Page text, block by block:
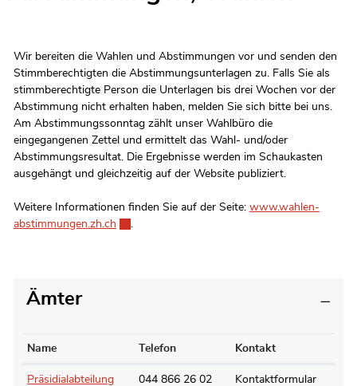
Wir bereiten die Wahlen und Abstimmungen vor und senden den
Stimmberechtigten die Abstimmungsunterlagen zu. Falls Sie als
stimmberechtigte Person die Unterlagen bis drei Wochen vor der
Abstimmung nicht erhalten haben, melden Sie sich bitte bei uns.
Am Abstimmungssonntag zählt unser Wahlbüro die
eingegangenen Zettel und ermittelt das Wahl- und/oder
Abstimmungsresultat. Die Ergebnisse werden im Schaukasten
ausgehängt und gleichzeitig auf der Website publiziert.
Weitere Informationen finden Sie auf der Seite: www.wahlen-
abstimmungen.zh.ch Externer Link wird in einem neuen Fenster
.
Zugehörige Objekte
Ämter
Name Telefon Kontakt
Präsidialabteilung 044 866 26 02 Kontaktformular